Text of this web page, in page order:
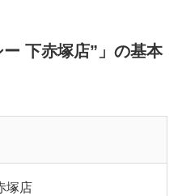
ー 下赤塚店”」の基本
塚店